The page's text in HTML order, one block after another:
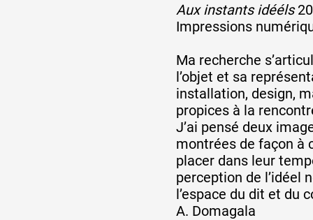
Aux instants idééls
Impressions
Ma recherche
l’objet et sa
installation, design,
propices à la
J’ai pensé deux
montrées de façon à
placer dans leur
perception de l’idéel
l’espace du dit et du
A. Domagala